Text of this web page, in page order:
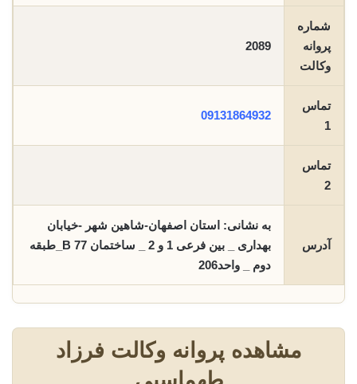
شماره
پروانه
وکالت
2089
تماس
1
09131864932
تماس
2
آدرس
به نشانی: استان اصفهان-شاهین شهر -خیابان
بهداری _ بین فرعی 1 و 2 _ ساختمان B 77_طبقه
دوم _ واحد206
مشاهده پروانه وکالت فرزاد